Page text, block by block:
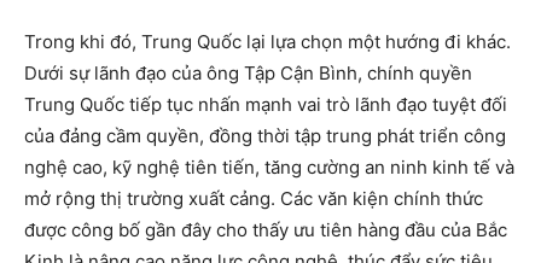
Trong khi đó, Trung Quốc lại lựa chọn một hướng đi khác.
Dưới sự lãnh đạo của ông Tập Cận Bình, chính quyền
Trung Quốc tiếp tục nhấn mạnh vai trò lãnh đạo tuyệt đối
của đảng cầm quyền, đồng thời tập trung phát triển công
nghệ cao, kỹ nghệ tiên tiến, tăng cường an ninh kinh tế và
mở rộng thị trường xuất cảng. Các văn kiện chính thức
được công bố gần đây cho thấy ưu tiên hàng đầu của Bắc